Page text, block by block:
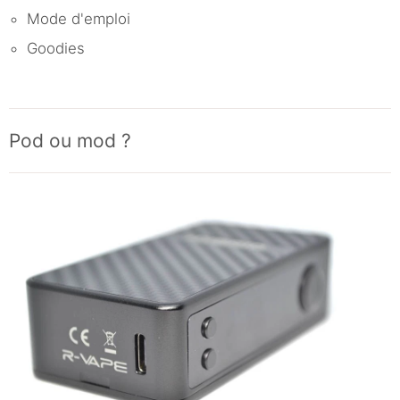
Mode d'emploi
Goodies
Pod ou mod ?